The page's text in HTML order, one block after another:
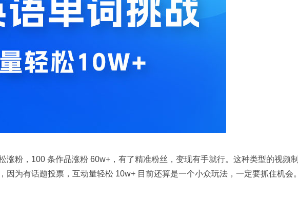
涨粉，100 条作品涨粉 60w+，有了精准粉丝，变现有手就行。这种类型的视频制
因为有话题投票，互动量轻松 10w+ 目前还算是一个小众玩法，一定要抓住机会。